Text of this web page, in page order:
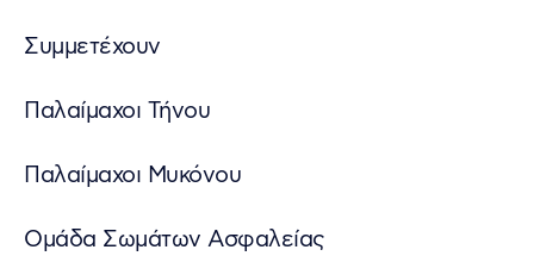
Συμμετέχουν
Παλαίμαχοι Τήνου
Παλαίμαχοι Μυκόνου
Ομάδα Σωμάτων Ασφαλείας